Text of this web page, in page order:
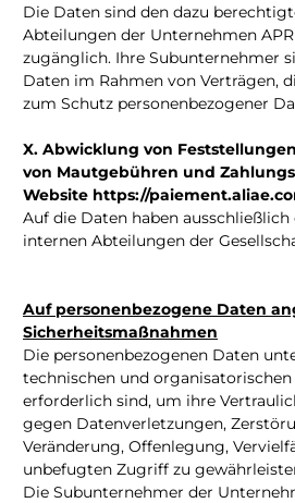
Die Daten sind den dazu
Abteilungen der Unternehmen
zugänglich. Ihre Subunternehmer
Daten im Rahmen von Verträgen,
zum Schutz personenbezogener
X. Abwicklung von
von Mautgebühren und
Website https://
Auf die Daten haben
internen Abteilungen der
Auf personenbezogene Daten
Sicherheitsmaßnahmen
Die personenbezogenen Daten
technischen und
erforderlich sind, um ihre
gegen Datenverletzungen,
Veränderung, Offenlegung,
unbefugten Zugriff zu
Die Subunternehmer der